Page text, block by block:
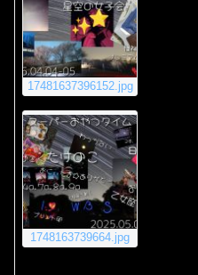
17481637396152.jpg
1748163739664.jpg